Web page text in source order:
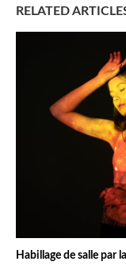
RELATED
Habillage de salle par